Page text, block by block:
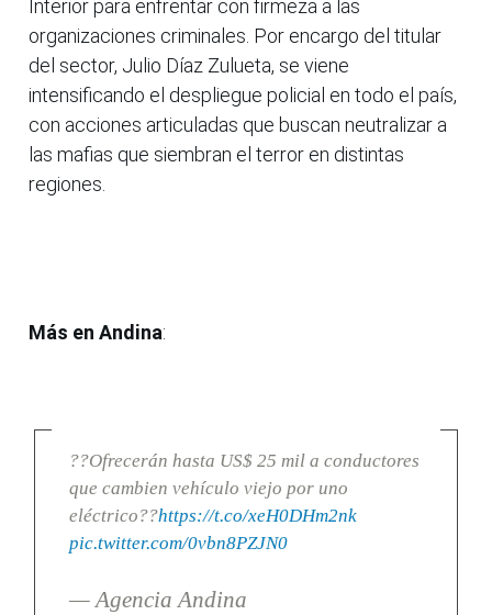
Interior para enfrentar con firmeza a las
organizaciones criminales. Por encargo del titular
del sector, Julio Díaz Zulueta, se viene
intensificando el despliegue policial en todo el país,
con acciones articuladas que buscan neutralizar a
las mafias que siembran el terror en distintas
regiones.
Más en Andina:
??Ofrecerán hasta US$ 25 mil a conductores
que cambien vehículo viejo por uno
eléctrico??https://t.co/xeH0DHm2nk
pic.twitter.com/0vbn8PZJN0
— Agencia Andina